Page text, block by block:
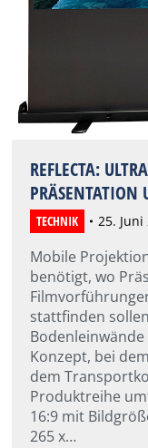
REFLECTA:
TECHNIK 25. Juni
Mobile
benötigt, wo
stattfinden
Konzept, bei
dem
Produktreihe
16:9 mit
265 x…